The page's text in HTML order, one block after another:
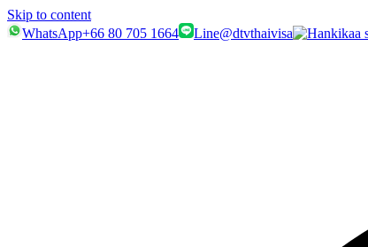
Skip to content
WhatsApp+66 80 705 1664 Line@dtvthaivisa